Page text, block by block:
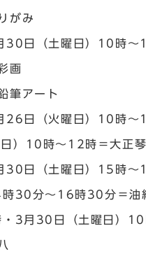
がみ
日（土曜日）10時～
画
筆アート
日（火曜日）10時～
）10時～12時＝大正
日（土曜日）15時～
30分～16時30分＝油
3月30日（土曜日）